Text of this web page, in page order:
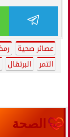
عصائر صحية
التمر
البرتقال
الصحة